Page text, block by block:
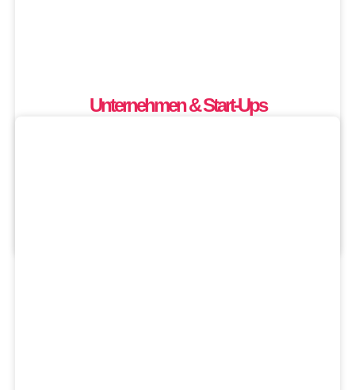
Unternehmen & Start-Ups